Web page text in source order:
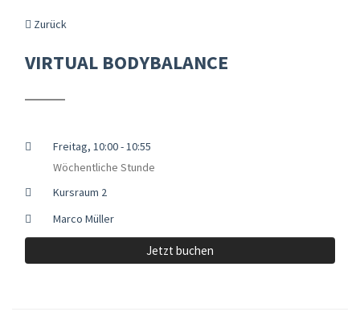
Zurück
VIRTUAL BODYBALANCE
Freitag, 10:00 - 10:55
Wöchentliche Stunde
Kursraum 2
Marco Müller
Jetzt buchen